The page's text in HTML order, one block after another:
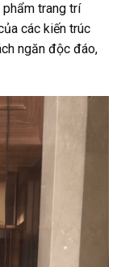
phẩm trang trí
các kiến trúc
ngăn độc đáo,